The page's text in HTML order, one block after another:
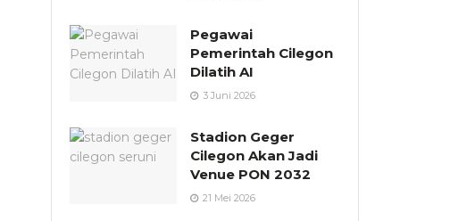
Pegawai
Pemerintah Cilegon
Dilatih AI
3 Juni 2026
Stadion Geger
Cilegon Akan Jadi
Venue PON 2032
21 Mei 2026